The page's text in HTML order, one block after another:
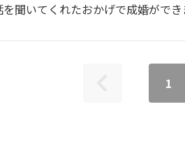
聞いてくれたおかげで成婚がで
1